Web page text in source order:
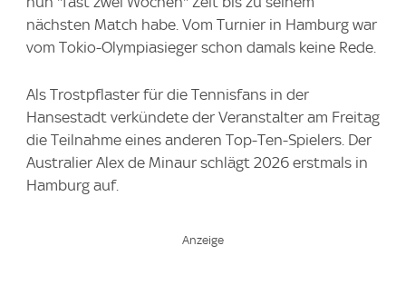
nächsten Match habe. Vom Turnier in Hamburg war
vom Tokio-Olympiasieger schon damals keine Rede.
Als Trostpflaster für die Tennisfans in der
Hansestadt verkündete der Veranstalter am Freitag
die Teilnahme eines anderen Top-Ten-Spielers. Der
Australier Alex de Minaur schlägt 2026 erstmals in
Hamburg auf.